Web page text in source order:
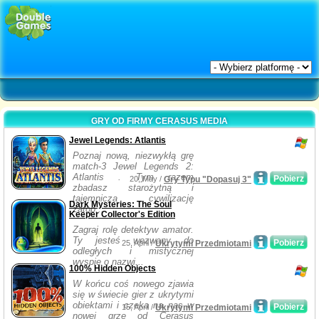
GRY OD FIRMY CERASUS MEDIA
Jewel Legends: Atlantis
Poznaj nową, niezwykłą grę
match-3 Jewel Legends 2:
Atlantis . Tym razem
zbadasz starożytną i
tajemnicza cywilizację
zatop...
Pobierz
20, May / Gry Typu "Dopasuj 3"
Dark Mysteries: The Soul
Keeper Collector's Edition
Zagraj rolę detektyw amator.
Ty jesteś wezwany do
odległych i mistycznej
wyspie o nazwi...
Pobierz
25, April /Ukrytymi Przedmiotami
100% Hidden Objects
W końcu coś nowego zjawia
się w świecie gier z ukrytymi
obiektami i czeka na nas w
nowej grze od Cerasus
Pobierz
15, April /Ukrytymi Przedmiotami